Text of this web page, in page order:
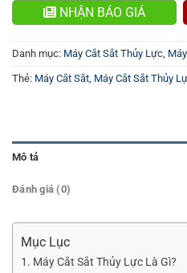
NHẬN BÁO GIÁ
Danh mục: Máy Cắt Sắt Thủy Lực,
Thẻ: Máy Cắt Sắt, Máy Cắt Sắt Thủy
Mô tả
Đánh giá (0)
Mục Lục
1. Máy Cắt Sắt Thủy Lực Là Gì?